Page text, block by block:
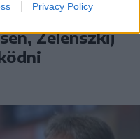
Privacy Policy
ukrajnai
Zelenszkij